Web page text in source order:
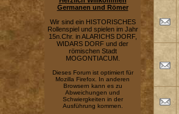
Germanen und Römer
Wir sind ein HISTORISCHES
Rollenspiel und spielen im Jahr
15n.Chr. in ALARICHS DORF,
WIDARS DORF und der
römischen Stadt
MOGONTIACUM.
Dieses Forum ist optimiert für
Mozilla Firefox. In anderen
Browsern kann es zu
Abweichungen und
Schwiergkeiten in der
Ausführung kommen.